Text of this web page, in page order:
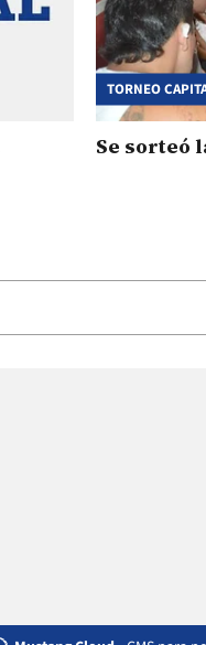
TORNEO
Se sorteó